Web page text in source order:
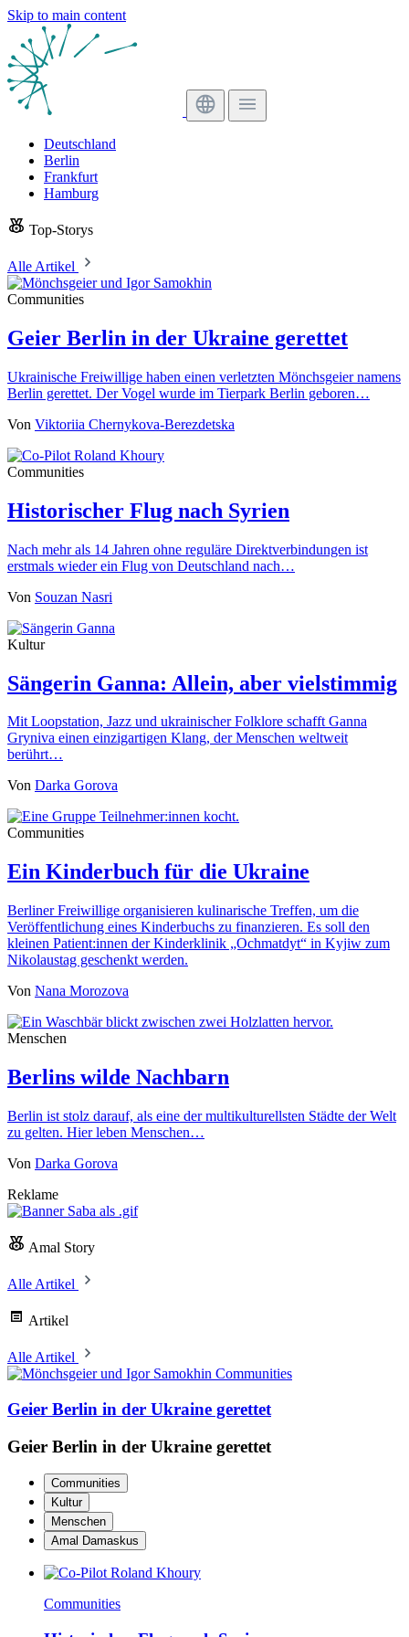
Skip to main content
Deutschland
Berlin
Frankfurt
Hamburg
Top-Storys
Alle Artikel
Communities
Geier Berlin in der Ukraine gerettet
Ukrainische Freiwillige haben einen verletzten Mönchsgeier namens
Berlin gerettet. Der Vogel wurde im Tierpark Berlin geboren…
Von Viktoriia Chernykova-Berezdetska
Communities
Historischer Flug nach Syrien
Nach mehr als 14 Jahren ohne reguläre Direktverbindungen ist
erstmals wieder ein Flug von Deutschland nach…
Von Souzan Nasri
Kultur
Sängerin Ganna: Allein, aber vielstimmig
Mit Loopstation, Jazz und ukrainischer Folklore schafft Ganna
Gryniva einen einzigartigen Klang, der Menschen weltweit
berührt…
Von Darka Gorova
Communities
Ein Kinderbuch für die Ukraine
Berliner Freiwillige organisieren kulinarische Treffen, um die
Veröffentlichung eines Kinderbuchs zu finanzieren. Es soll den
kleinen Patient:innen der Kinderklinik „Ochmatdyt“ in Kyjiw zum
Nikolaustag geschenkt werden.
Von Nana Morozova
Menschen
Berlins wilde Nachbarn
Berlin ist stolz darauf, als eine der multikulturellsten Städte der Welt
zu gelten. Hier leben Menschen…
Von Darka Gorova
Reklame
Amal Story
Alle Artikel
Artikel
Alle Artikel
Communities
Geier Berlin in der Ukraine gerettet
Geier Berlin in der Ukraine gerettet
Communities
Kultur
Menschen
Amal Damaskus
Communities